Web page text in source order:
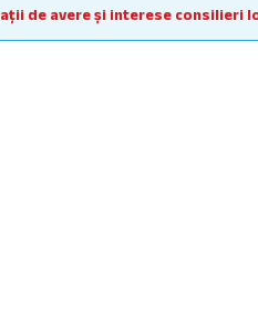
de avere și interese consilieri